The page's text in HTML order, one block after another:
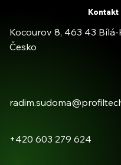
+420 603 279 624
Kontakt
Kocourov 8, 463 43
Česko